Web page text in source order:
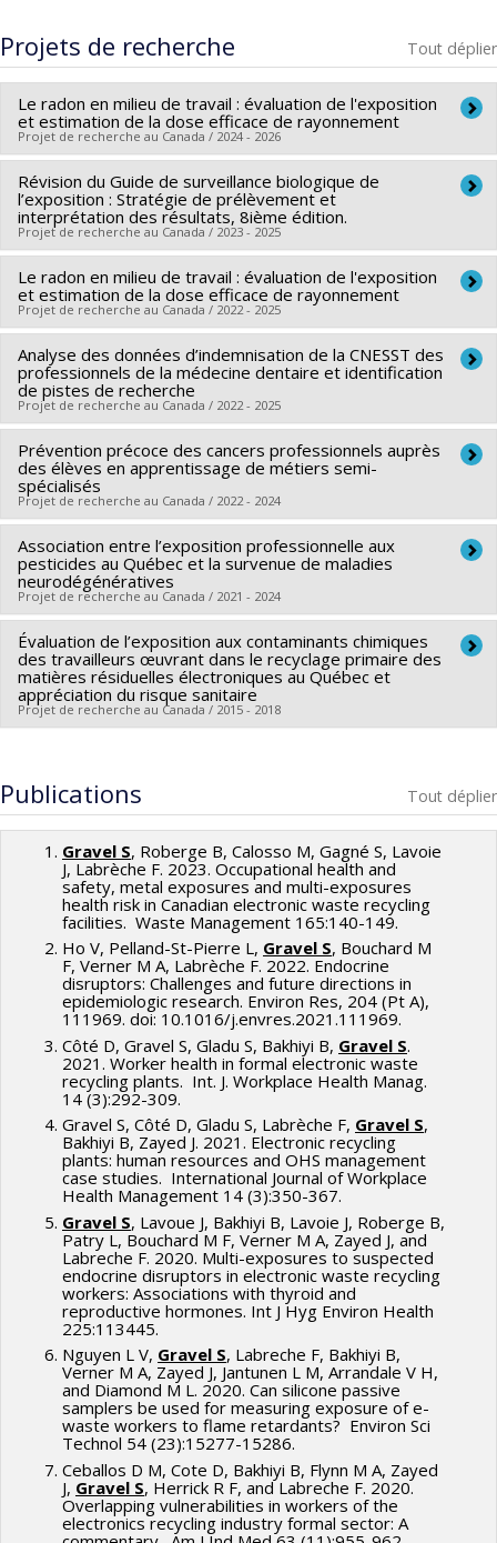
Projets de recherche Tout déplier
Le radon en milieu de travail : évaluation de l'exposition
et estimation de la dose efficace de rayonnement
Projet de recherche au Canada / 2024 - 2026
Chercheur principal : Sabrina Gravel
Co-chercheurs : Jérôme Lavoué
Sources de financement :MITACS Inc.
Programmes de subvention :
PVXXXXXX-Stage Accélération
Québec - MITACS
Révision du Guide de surveillance biologique de
l’exposition : Stratégie de prélèvement et
interprétation des résultats, 8ième édition.
Projet de recherche au Canada / 2023 - 2025
Co-chercheurs : Sabrina Gravel
Le radon en milieu de travail : évaluation de l'exposition
et estimation de la dose efficace de rayonnement
Projet de recherche au Canada / 2022 - 2025
Chercheur principal : Sabrina Gravel
Analyse des données d’indemnisation de la CNESST des
professionnels de la médecine dentaire et identification
de pistes de recherche
Projet de recherche au Canada / 2022 - 2025
Chercheur principal : Sabrina Gravel
Prévention précoce des cancers professionnels auprès
des élèves en apprentissage de métiers semi-
spécialisés
Projet de recherche au Canada / 2022 - 2024
Co-chercheurs : Sabrina Gravel
Association entre l’exposition professionnelle aux
pesticides au Québec et la survenue de maladies
neurodégénératives
Projet de recherche au Canada / 2021 - 2024
Co-chercheurs : Sabrina Gravel
Évaluation de l’exposition aux contaminants chimiques
des travailleurs œuvrant dans le recyclage primaire des
matières résiduelles électroniques au Québec et
appréciation du risque sanitaire
Projet de recherche au Canada / 2015 - 2018
Publications Tout déplier
Gravel S, Roberge B, Calosso M, Gagné S, Lavoie
J, Labrèche F. 2023. Occupational health and
safety, metal exposures and multi-exposures
health risk in Canadian electronic waste recycling
facilities. Waste Management 165:140-149.
Ho V, Pelland-St-Pierre L, Gravel S, Bouchard M
F, Verner M A, Labrèche F. 2022. Endocrine
disruptors: Challenges and future directions in
epidemiologic research. Environ Res, 204 (Pt A),
111969. doi: 10.1016/j.envres.2021.111969.
Côté D, Gravel S, Gladu S, Bakhiyi B, Gravel S.
2021. Worker health in formal electronic waste
recycling plants. Int. J. Workplace Health Manag.
14 (3):292-309.
Gravel S, Côté D, Gladu S, Labrèche F, Gravel S,
Bakhiyi B, Zayed J. 2021. Electronic recycling
plants: human resources and OHS management
case studies. International Journal of Workplace
Health Management 14 (3):350-367.
Gravel S, Lavoue J, Bakhiyi B, Lavoie J, Roberge B,
Patry L, Bouchard M F, Verner M A, Zayed J, and
Labreche F. 2020. Multi-exposures to suspected
endocrine disruptors in electronic waste recycling
workers: Associations with thyroid and
reproductive hormones. Int J Hyg Environ Health
225:113445.
Nguyen L V, Gravel S, Labreche F, Bakhiyi B,
Verner M A, Zayed J, Jantunen L M, Arrandale V H,
and Diamond M L. 2020. Can silicone passive
samplers be used for measuring exposure of e-
waste workers to flame retardants? Environ Sci
Technol 54 (23):15277-15286.
Ceballos D M, Cote D, Bakhiyi B, Flynn M A, Zayed
J, Gravel S, Herrick R F, and Labreche F. 2020.
Overlapping vulnerabilities in workers of the
electronics recycling industry formal sector: A